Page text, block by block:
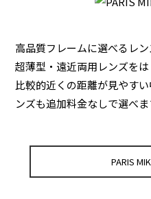
高品質フレームに選べるレン
超薄型・遠近両用レンズを
比較的近くの距離が見やす
ンズも追加料金なしで選べま
PARIS